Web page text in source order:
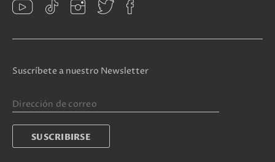
Suscríbete a nuestro Newsletter